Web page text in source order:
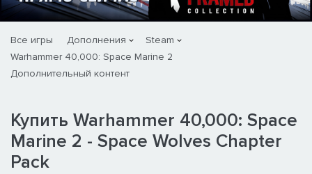
Все игры Дополнения
Steam
Warhammer 40,000: Space Marine 2
Дополнительный контент
Купить Warhammer 40,000: Space
Marine 2 - Space Wolves Chapter
Pack